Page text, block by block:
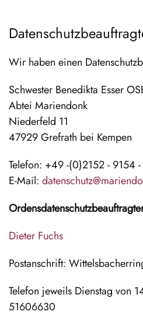
Wir haben einen
Schwester Benedikta Esser
Abtei Mariendonk
Niederfeld 11
47929 Grefrath bei Kempen
Telefon: +49 -(0)2152 - 9154
E-Mail:
Dieter Fuchs
Postanschrift:
Telefon jeweils Dienstag
51606630